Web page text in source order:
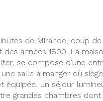
de Mirande, coup
des années 1800. La
se compose d'une
salle à manger où
équipée, un séjour
grandes chambres